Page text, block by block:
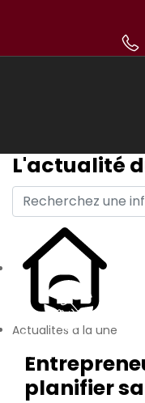
L'actualité
Actualités à la une
planifier